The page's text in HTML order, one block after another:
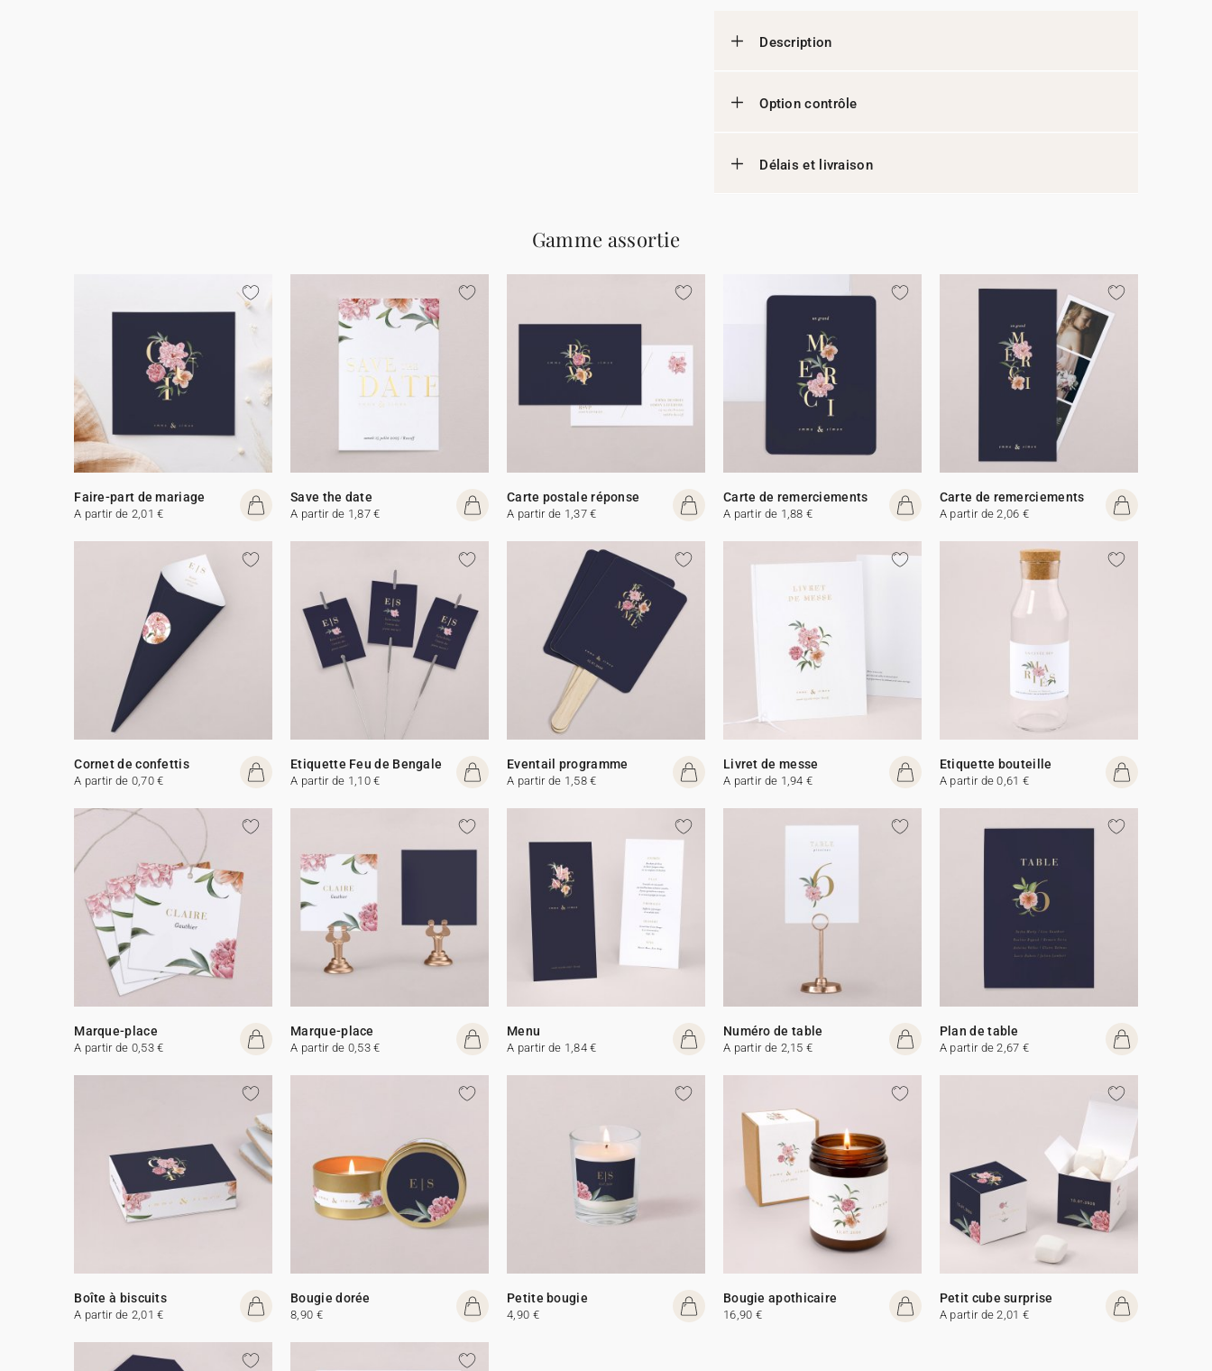
Description
Option contrôle
Délais et livraison
Gamme assortie
Faire-part de mariage
A partir de 2,01 €
Save the date
A partir de 1,87 €
Carte postale réponse
A partir de 1,37 €
Carte de remerciements
A partir de 1,88 €
Carte de remerciements
A partir de 2,06 €
Cornet de confettis
A partir de 0,70 €
Etiquette Feu de Bengale
A partir de 1,10 €
Eventail programme
A partir de 1,58 €
Livret de messe
A partir de 1,94 €
Etiquette bouteille
A partir de 0,61 €
Marque-place
A partir de 0,53 €
Marque-place
A partir de 0,53 €
Menu
A partir de 1,84 €
Numéro de table
A partir de 2,15 €
Plan de table
A partir de 2,67 €
Boîte à biscuits
A partir de 2,01 €
Bougie dorée
8,90 €
Petite bougie
4,90 €
Bougie apothicaire
16,90 €
Petit cube surprise
A partir de 2,01 €